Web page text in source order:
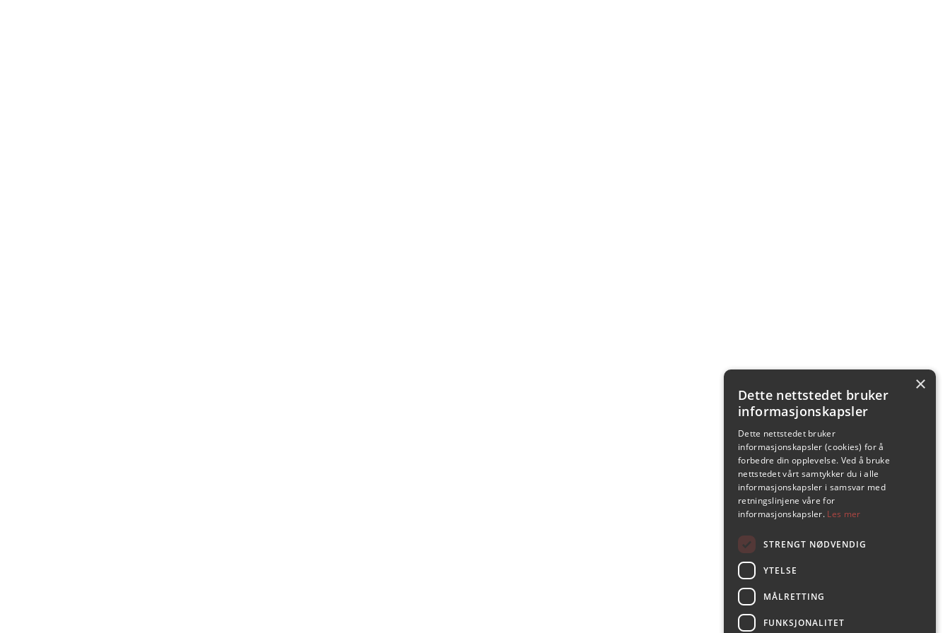
×
Dette nettstedet bruker
informasjonskapsler
Dette nettstedet bruker
informasjonskapsler (cookies) for å
forbedre din opplevelse. Ved å bruke
nettstedet vårt samtykker du i alle
informasjonskapsler i samsvar med
retningslinjene våre for
informasjonskapsler. Les mer
STRENGT NØDVENDIG
YTELSE
MÅLRETTING
FUNKSJONALITET